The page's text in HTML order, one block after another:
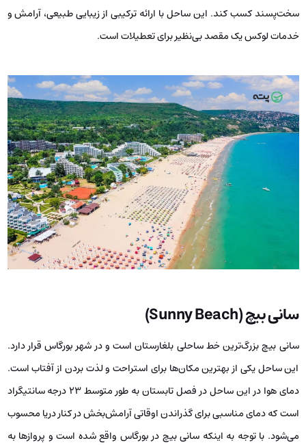
سخت‌پسند کسب کند. این ساحل با ارائه ترکیبی از زیبایی طبیعی، آرامش و
خدمات لوکس یک مقصد بی‌نظیر برای تعطیلات است.
سانی بیچ (Sunny Beach)
سانی بیچ بزرگ‌ترین خط ساحلی بلغارستان است و در شهر بورگاس قرار دارد.
این ساحل یکی از بهترین مکان‌ها برای استراحت و لذت بردن از آفتاب است.
دمای هوا در این ساحل در فصل تابستان به طور متوسط ۲۳ درجه سانتیگراد
است که دمای مناسبی برای گذراندن اوقاتی آرامش‌بخش در کنار دریا محسوب
می‌شود. با توجه به اینکه سانی بیچ در بورگاس واقع شده است و پروازها به